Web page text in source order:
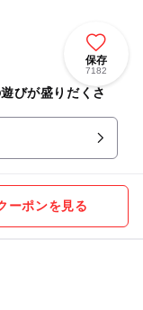
保存
7182
びが盛りだくさ
ーポンを見る